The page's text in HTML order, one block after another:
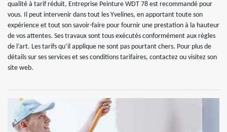
qualité à tarif réduit, Entreprise Peinture WDT 78 est recommandé pour
vous. Il peut intervenir dans tout les Yvelines, en apportant toute son
expérience et tout son savoir-faire pour fournir une prestation à la hauteur
de vos attentes. Ses travaux sont tous exécutés conformément aux règles
de l’art. Les tarifs qu’il applique ne sont pas pourtant chers. Pour plus de
détails sur ses services et ses conditions tarifaires, contactez ou visitez son
site web.